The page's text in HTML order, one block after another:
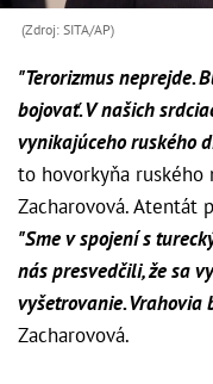
(Zdroj: SITA/AP)
"Terorizmus neprejde.
bojovať. V našich
vynikajúceho ruského
to hovorkyňa
Zacharovová. Atentát
"Sme v spojení s
nás presvedčili, že sa
vyšetrovanie. Vrahovia
Zacharovová.